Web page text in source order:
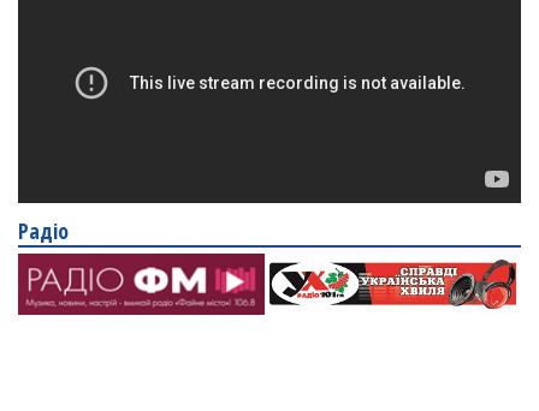
Радіо